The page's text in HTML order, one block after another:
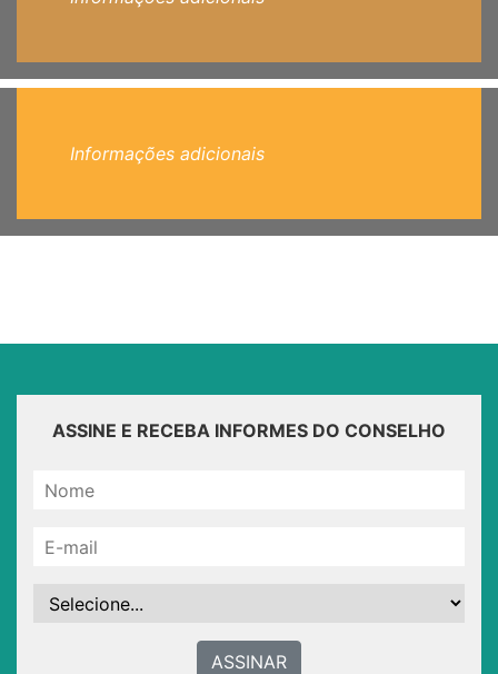
Informações adicionais
ASSINE E RECEBA INFORMES DO CONSELHO
ASSINAR